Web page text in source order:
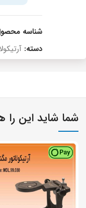
شناسه
دسته:
شما شاید این